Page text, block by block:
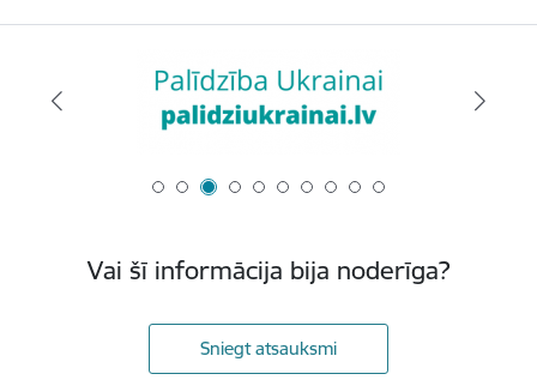
Vai šī informācija bija noderīga?
Sniegt atsauksmi